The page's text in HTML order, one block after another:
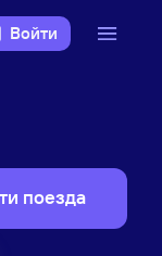
Войти
поезда